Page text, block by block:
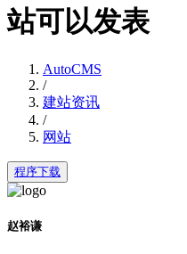
站可以发表
AutoCMS
/
建站资讯
/
网站
程序下载
赵裕谦